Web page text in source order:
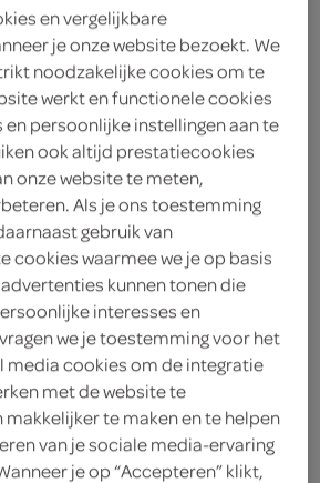
Batterijen AA
en vergelijkbare
je onze website bezoekt. We
noodzakelijke cookies om te
werkt en functionele cookies
persoonlijke instellingen aan te
ook altijd prestatiecookies
onze website te meten,
Als je ons toestemming
gebruik van
cookies waarmee we je op basis
kunnen tonen die
interesses en
we je toestemming voor het
media cookies om de integratie
met de website te
te maken en te helpen
van je sociale media-ervaring
je op “Accepteren” klikt,